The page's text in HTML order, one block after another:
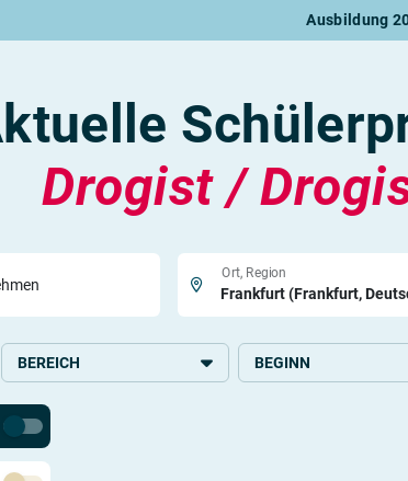
Ausbildung
Berufe
nach Themen
Bewerbungsratgeber
Vorlagen
Online-Bewerbung
Vorstellungsgespräch
Bewerbungs-Check
Drogist /
Ort, Region
BEREICH
Handel
BEGINN